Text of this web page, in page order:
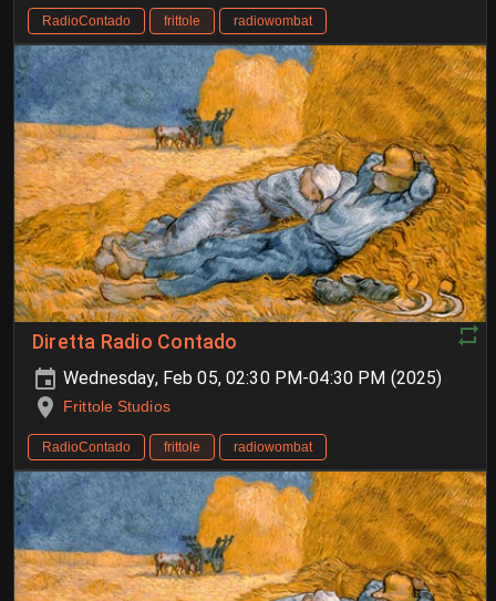
RadioContado frittole radiowombat
Diretta Radio Contado
Wednesday, Feb 05, 02:30 PM-04:30 PM (2025)
Frittole Studios
RadioContado frittole radiowombat